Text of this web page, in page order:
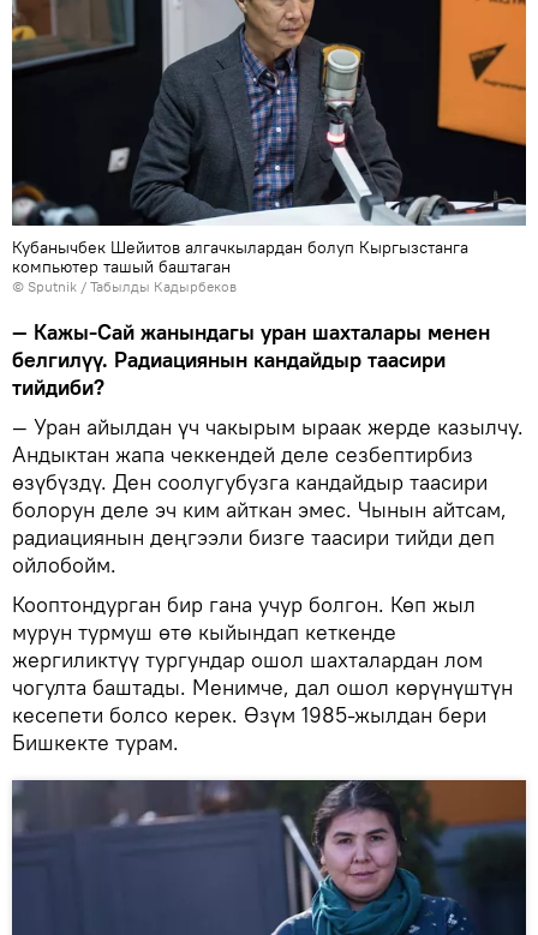
Кубанычбек Шейитов алгачкылардан болуп Кыргызстанга
компьютер ташый баштаган
© Sputnik / Табылды Кадырбеков
— Кажы-Сай жанындагы уран шахталары менен
белгилүү. Радиациянын кандайдыр таасири
тийдиби?
— Уран айылдан үч чакырым ыраак жерде казылчу.
Андыктан жапа чеккендей деле сезбептирбиз
өзүбүздү. Ден соолугубузга кандайдыр таасири
болорун деле эч ким айткан эмес. Чынын айтсам,
радиациянын деңгээли бизге таасири тийди деп
ойлобойм.
Кооптондурган бир гана учур болгон. Көп жыл
мурун турмуш өтө кыйындап кеткенде
жергиликтүү тургундар ошол шахталардан лом
чогулта баштады. Менимче, дал ошол көрүнүштүн
кесепети болсо керек. Өзүм 1985-жылдан бери
Бишкекте турам.